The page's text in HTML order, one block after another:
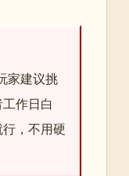
家建议挑
作日白
，不用硬